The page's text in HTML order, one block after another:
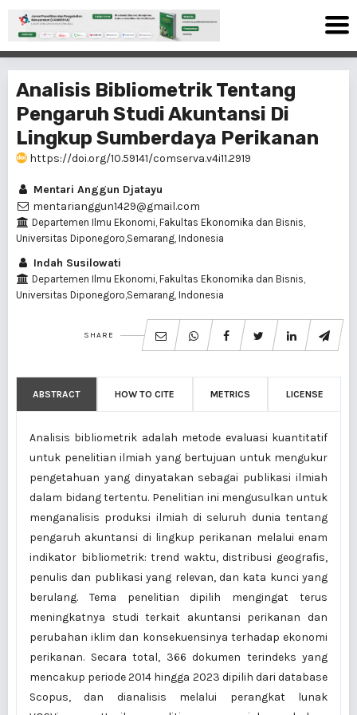
Analisis Bibliometrik Tentang
Pengaruh Studi Akuntansi Di
Lingkup Sumberdaya Perikanan
https://doi.org/10.59141/comserva.v4i11.2919
Mentari Anggun Djatayu
mentarianggun1429@gmail.com
Departemen Ilmu Ekonomi, Fakultas Ekonomika dan Bisnis,
Universitas Diponegoro,Semarang, Indonesia
Indah Susilowati
Departemen Ilmu Ekonomi, Fakultas Ekonomika dan Bisnis,
Universitas Diponegoro,Semarang, Indonesia
SHARE
ABSTRACT HOW TO CITE METRICS LICENSE
Analisis bibliometrik adalah metode evaluasi kuantitatif
untuk penelitian ilmiah yang bertujuan untuk mengukur
pengetahuan yang dinyatakan sebagai publikasi ilmiah
dalam bidang tertentu. Penelitian ini mengusulkan untuk
menganalisis produksi ilmiah di seluruh dunia tentang
pengaruh akuntansi di lingkup perikanan melalui enam
indikator bibliometrik: trend waktu, distribusi geografis,
penulis dan publikasi yang relevan, dan kata kunci yang
berulang. Tema penelitian dipilih mengingat terus
meningkatnya studi terkait akuntansi perikanan dan
perubahan iklim dan konsekuensinya terhadap ekonomi
perikanan. Secara total, 366 dokumen terindeks yang
mencakup periode 2014 hingga 2023 dipilih dari database
Scopus, dan dianalisis melalui perangkat lunak